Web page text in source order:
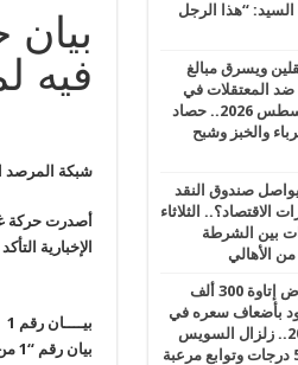
بيان
فيه
شبكة المرصد
أصدرت حركة
الإخبارية
بيــــان رقم 1
بيان رقم “1 من حركة “مليونية في الحرمين
السيد: “هذا الرجل
ويسرق مبالغ
ضد المعتقلات في
سجن العاشر نساء.. الأربعاء 5 أغسطس 2026.. حصاد
والخبز وشبح
صندوق النقد
الثلاثاء
بين الشرطة
الأهالي
“تجارة بالدم والألم”العرجاني يفرض إتاوة 300 ألف
بأضعاف سعره في
إسرائيل.. الاثنين 3 أغسطس 2026.. زلزال السويس
المدمر مع ساعات الفجر بقوة 5.6 درجات وتوابع مرعبة